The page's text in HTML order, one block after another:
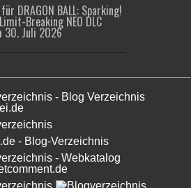
DRAGON BALL: Sparking!
Breaking NEO DLC
30. Juli 2026